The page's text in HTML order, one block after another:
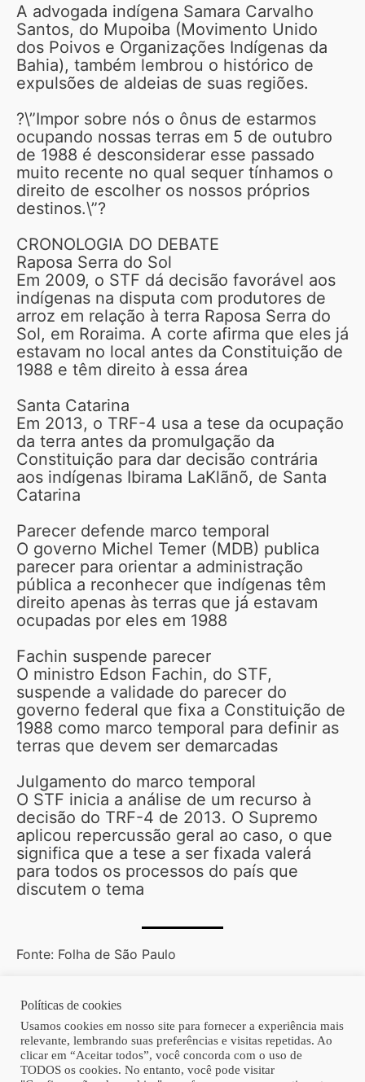
A advogada indígena Samara Carvalho
Santos, do Mupoiba (Movimento Unido
dos Poivos e Organizações Indígenas da
Bahia), também lembrou o histórico de
expulsões de aldeias de suas regiões.
?\”Impor sobre nós o ônus de estarmos
ocupando nossas terras em 5 de outubro
de 1988 é desconsiderar esse passado
muito recente no qual sequer tínhamos o
direito de escolher os nossos próprios
destinos.\”?
CRONOLOGIA DO DEBATE
Raposa Serra do Sol
Em 2009, o STF dá decisão favorável aos
indígenas na disputa com produtores de
arroz em relação à terra Raposa Serra do
Sol, em Roraima. A corte afirma que eles já
estavam no local antes da Constituição de
1988 e têm direito à essa área
Santa Catarina
Em 2013, o TRF-4 usa a tese da ocupação
da terra antes da promulgação da
Constituição para dar decisão contrária
aos indígenas Ibirama LaKlãnõ, de Santa
Catarina
Parecer defende marco temporal
O governo Michel Temer (MDB) publica
parecer para orientar a administração
pública a reconhecer que indígenas têm
direito apenas às terras que já estavam
ocupadas por eles em 1988
Fachin suspende parecer
O ministro Edson Fachin, do STF,
suspende a validade do parecer do
governo federal que fixa a Constituição de
1988 como marco temporal para definir as
terras que devem ser demarcadas
Julgamento do marco temporal
O STF inicia a análise de um recurso à
decisão do TRF-4 de 2013. O Supremo
aplicou repercussão geral ao caso, o que
significa que a tese a ser fixada valerá
para todos os processos do país que
discutem o tema
Fonte: Folha de São Paulo
Copyright © 2026 | Homero Costa Advogados
Políticas de cookies
Usamos cookies em nosso site para fornecer a experiência mais
relevante, lembrando suas preferências e visitas repetidas. Ao
clicar em “Aceitar todos”, você concorda com o uso de
TODOS os cookies. No entanto, você pode visitar